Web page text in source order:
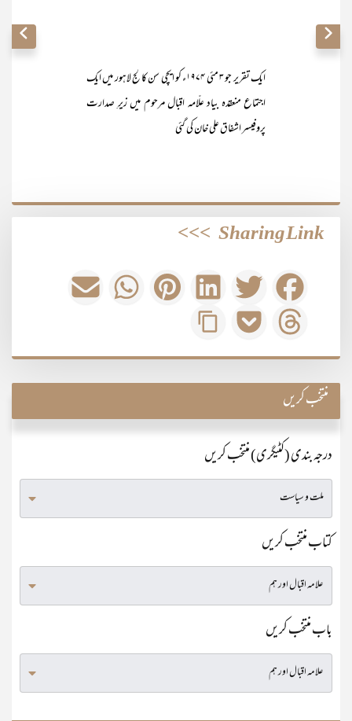
ایک تقریر جو ۳ مئی ۱۹۷۴ء کو ایچی سن کالج لاہور میں ایک
اجتماع منعقدہ بیاد علّامہ اقبال مرحوم میں زیرِ صدارت
پروفیسر اشفاق علی خان کی گئی
Sharing Link
>>>
منتخب کریں
درجہ بندی (کٹیگری) منتخب کریں
کتاب منتخب کریں
باب منتخب کریں